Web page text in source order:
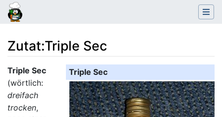
Zutat:Triple Sec
Wechseln zu: Navigation,Suche
Triple Sec
Triple Sec
(wörtlich:
dreifach
trocken,